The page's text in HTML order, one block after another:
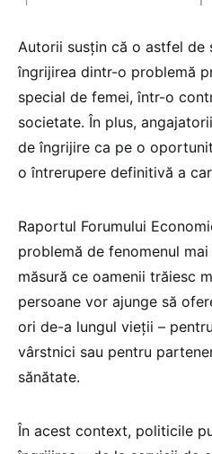
Autorii susțin că o astfel de
îngrijirea dintr-o problemă
special de femei, într-o
societate. În plus,
de îngrijire ca pe o
o întrerupere definitivă a
Raportul Forumului
problemă de fenomenul
măsură ce oamenii trăiesc
persoane vor ajunge să
ori de-a lungul vieții –
vârstnici sau pentru
sănătate.
În acest context, politicile